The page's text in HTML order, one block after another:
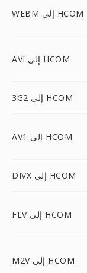
WEBM إلى HCOM
AVI إلى HCOM
3G2 إلى HCOM
AV1 إلى HCOM
DIVX إلى HCOM
FLV إلى HCOM
M2V إلى HCOM